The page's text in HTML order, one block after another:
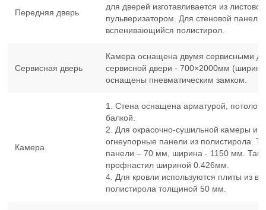
Передняя дверь
для дверей изготавливается из
пульверизатором. Для стеновой панели
вспенивающийся полистирол.
Сервисная дверь
Камера оснащена двумя сервисными
сервисной двери - 700×2000мм
оснащены пневматическим замком.
Камера
1. Стена оснащена арматурой, потолок
балкой.
2. Для окрасочно-сушильной камеры
огнеупорные панели из полистирола.
панели – 70 мм, ширина - 1150 мм.
профнастил шириной 0.426мм.
4. Для кровли используются плиты из
полистирола толщиной 50 мм.